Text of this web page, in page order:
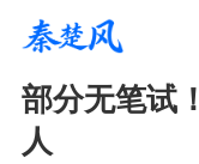
部分无笔试
人